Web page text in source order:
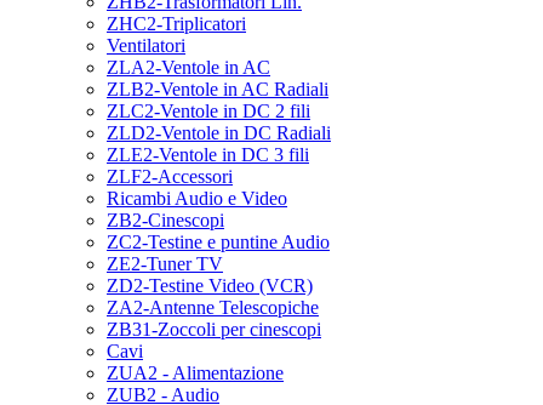
ZHC2-Triplicatori
Ventilatori
ZLA2-Ventole in AC
ZLB2-Ventole in AC Radiali
ZLC2-Ventole in DC 2 fili
ZLD2-Ventole in DC Radiali
ZLE2-Ventole in DC 3 fili
ZLF2-Accessori
Ricambi Audio e Video
ZB2-Cinescopi
ZC2-Testine e puntine Audio
ZE2-Tuner TV
ZD2-Testine Video (VCR)
ZA2-Antenne Telescopiche
ZB31-Zoccoli per cinescopi
Cavi
ZUA2 - Alimentazione
ZUB2 - Audio